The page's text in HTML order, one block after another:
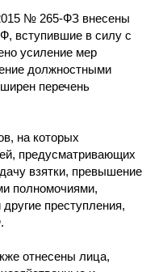
№ 265-ФЗ внесены
вступившие в силу с
усиление мер
должностными
перечень
на которых
предусматривающих
взятки, превышение
полномочиями,
преступления,
отнесены лица,